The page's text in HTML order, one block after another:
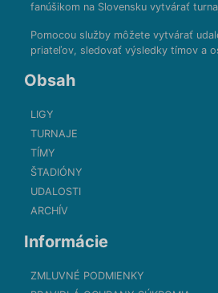
fanúšikom na Slovensku vytvárať
Pomocou služby môžete vytvárať
priateľov, sledovať výsledky tímov a
Obsah
LIGY
TURNAJE
TÍMY
ŠTADIÓNY
UDALOSTI
ARCHÍV
Informácie
ZMLUVNÉ PODMIENKY